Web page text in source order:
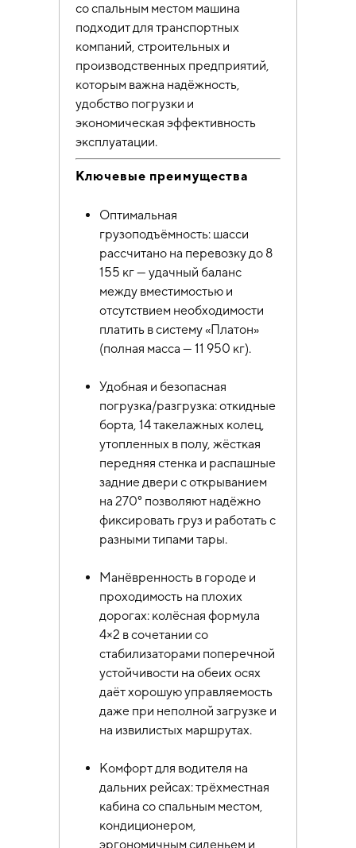
со спальным местом машина
подходит для транспортных
компаний, строительных и
производственных предприятий,
которым важна надёжность,
удобство погрузки и
экономическая эффективность
эксплуатации.
Ключевые преимущества
Оптимальная
грузоподъёмность: шасси
рассчитано на перевозку до 8
155 кг — удачный баланс
между вместимостью и
отсутствием необходимости
платить в систему «Платон»
(полная масса — 11 950 кг).
Удобная и безопасная
погрузка/разгрузка: откидные
борта, 14 такелажных колец,
утопленных в полу, жёсткая
передняя стенка и распашные
задние двери с открыванием
на 270° позволяют надёжно
фиксировать груз и работать с
разными типами тары.
Манёвренность в городе и
проходимость на плохих
дорогах: колёсная формула
4×2 в сочетании со
стабилизаторами поперечной
устойчивости на обеих осях
даёт хорошую управляемость
даже при неполной загрузке и
на извилистых маршрутах.
Комфорт для водителя на
дальних рейсах: трёхместная
кабина со спальным местом,
кондиционером,
эргономичным сиденьем и